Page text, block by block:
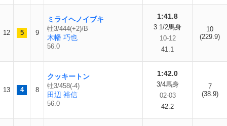
12 5 9
ミライヘノイブキ
牡3/444(+2)/B
木幡 巧也
56.0
1:41.8
3 1/2馬身
10-12
41.1
10
(229.9)
13 4 8
クッキートン
牡3/458(-4)
田辺 裕信
56.0
1:42.0
3/4馬身
02-03
42.2
7
(38.9)